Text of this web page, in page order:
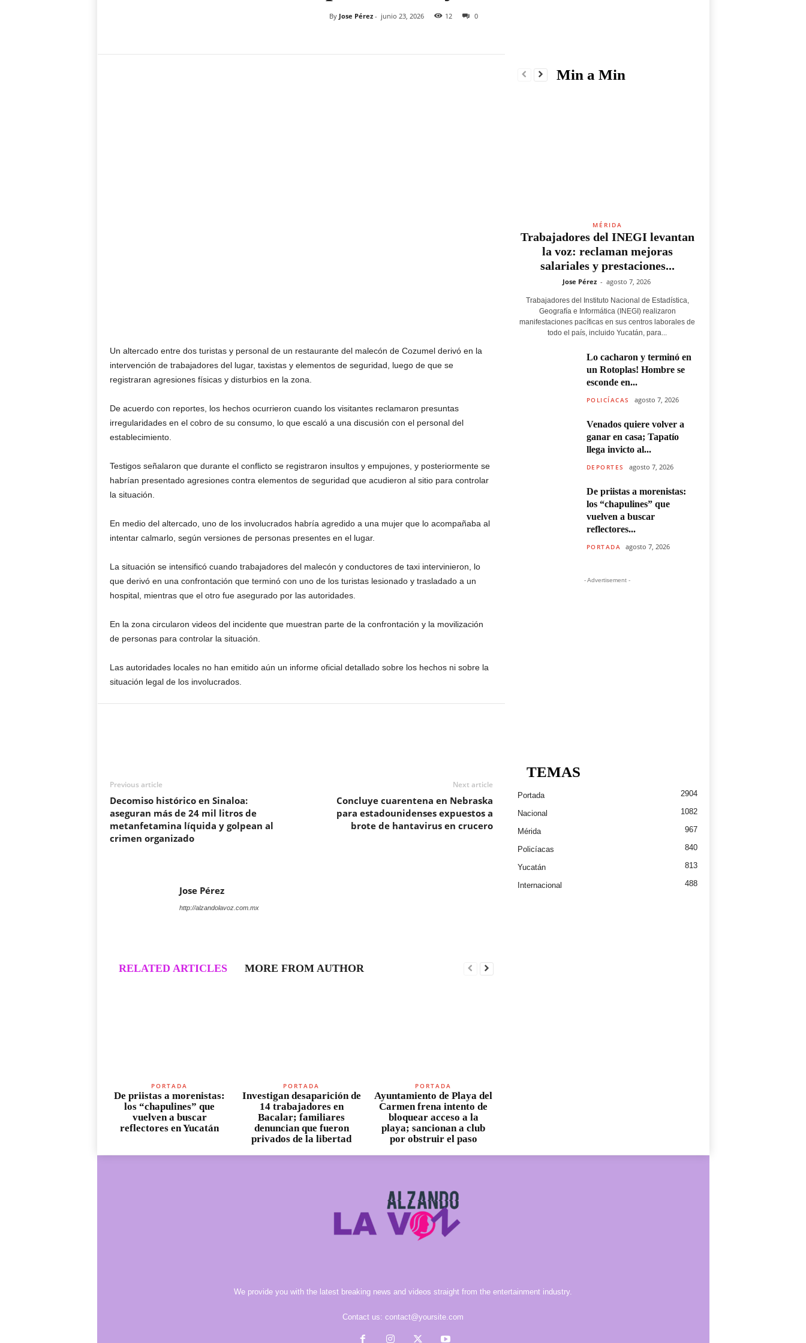
By Jose Pérez- junio 23, 2026 12 0
Un altercado entre dos turistas y personal de un restaurante del malecón de Cozumel derivó en la
intervención de trabajadores del lugar, taxistas y elementos de seguridad, luego de que se
registraran agresiones físicas y disturbios en la zona.
De acuerdo con reportes, los hechos ocurrieron cuando los visitantes reclamaron presuntas
irregularidades en el cobro de su consumo, lo que escaló a una discusión con el personal del
establecimiento.
Testigos señalaron que durante el conflicto se registraron insultos y empujones, y posteriormente se
habrían presentado agresiones contra elementos de seguridad que acudieron al sitio para controlar
la situación.
En medio del altercado, uno de los involucrados habría agredido a una mujer que lo acompañaba al
intentar calmarlo, según versiones de personas presentes en el lugar.
La situación se intensificó cuando trabajadores del malecón y conductores de taxi intervinieron, lo
que derivó en una confrontación que terminó con uno de los turistas lesionado y trasladado a un
hospital, mientras que el otro fue asegurado por las autoridades.
En la zona circularon videos del incidente que muestran parte de la confrontación y la movilización
de personas para controlar la situación.
Las autoridades locales no han emitido aún un informe oficial detallado sobre los hechos ni sobre la
situación legal de los involucrados.
Previous article
Decomiso histórico en Sinaloa:
aseguran más de 24 mil litros de
metanfetamina líquida y golpean al
crimen organizado
Next article
Concluye cuarentena en Nebraska
para estadounidenses expuestos a
brote de hantavirus en crucero
Jose Pérez
http://alzandolavoz.com.mx
RELATED ARTICLES MORE FROM AUTHOR
PORTADA
De priistas a morenistas:
los “chapulines” que
vuelven a buscar
reflectores en Yucatán
PORTADA
Investigan desaparición de
14 trabajadores en
Bacalar; familiares
denuncian que fueron
privados de la libertad
PORTADA
Ayuntamiento de Playa del
Carmen frena intento de
bloquear acceso a la
playa; sancionan a club
por obstruir el paso
Min a Min
MÉRIDA
Trabajadores del INEGI levantan
la voz: reclaman mejoras
salariales y prestaciones...
Jose Pérez - agosto 7, 2026
Trabajadores del Instituto Nacional de Estadística,
Geografía e Informática (INEGI) realizaron
manifestaciones pacíficas en sus centros laborales de
todo el país, incluido Yucatán, para...
Lo cacharon y terminó en
un Rotoplas! Hombre se
esconde en...
POLICÍACAS agosto 7, 2026
Venados quiere volver a
ganar en casa; Tapatío
llega invicto al...
DEPORTES agosto 7, 2026
De priistas a morenistas:
los “chapulines” que
vuelven a buscar
reflectores...
PORTADA agosto 7, 2026
- Advertisement -
TEMAS
Portada 2904
Nacional 1082
Mérida 967
Policíacas 840
Yucatán 813
Internacional 488
We provide you with the latest breaking news and videos straight from the entertainment industry.
Contact us: contact@yoursite.com